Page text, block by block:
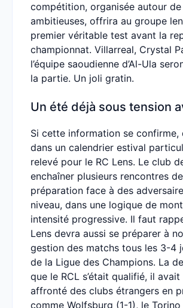
compétition, organisée autour
ambitieuses, offrira au groupe
premier véritable test avant la
championnat. Villarreal, Crystal
l’équipe saoudienne d’Al-Ula
la partie. Un joli gratin.
Un été déjà sous tension
Si cette information se confirme,
dans un calendrier estival
relevé pour le RC Lens. Le club
enchaîner plusieurs rencontres de
préparation face à des
niveau, dans une logique de
intensité progressive. Il faut
Lens devra aussi se préparer à
gestion des matchs tous les 3-4
de la Ligue des Champions. La
que le RCL s’était qualifié, il
affronté des clubs étrangers en
comme Wolfsburg (1-1), le